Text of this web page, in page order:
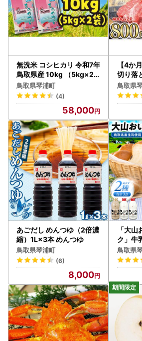
無洗米 コシヒカリ 令和7年
鳥取県産 10kg （5kg×2
） こしひかり
鳥取県琴浦町
(4)
58,000
【4か
切り落
（
鳥取県
あごだし めんつゆ（2倍濃
縮）1L×3本 めんつゆ
鳥取県琴浦町
(6)
8,000
「大
ク」牛
合わせ
乳使用
鳥取県